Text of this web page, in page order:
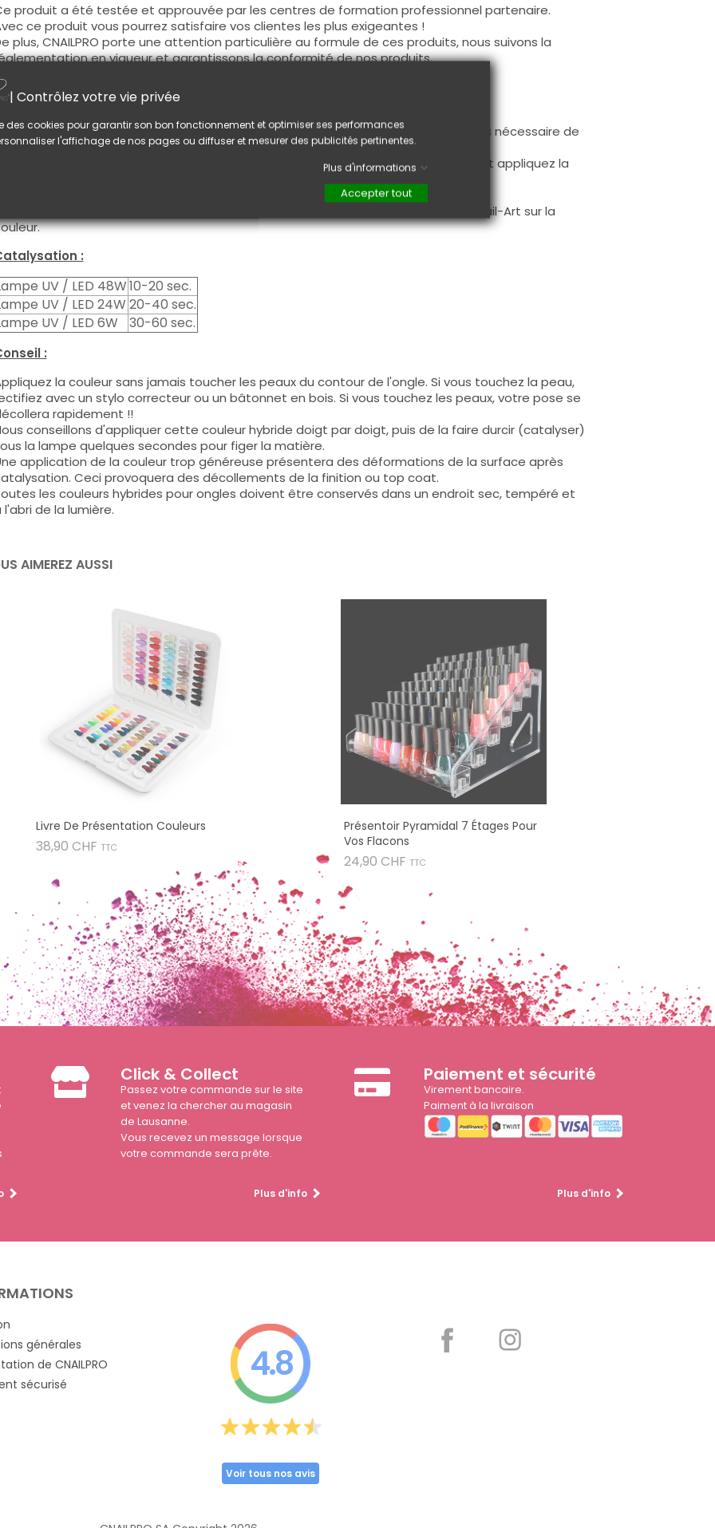
produit a été testée et approuvée par les centres de formation professionnel partenaire.
ce produit vous pourrez satisfaire vos clientes les plus exigeantes !
plus, CNAILPRO porte une attention particulière au formule de ces produits, nous suivons la
en vigueur et garantissons la conformité de nos produits.
:
couleur s'applique avec son pinceau, de manière fine, sur la base (il n'est pas nécessaire de
la couche de cohésion) ou sur la construction après limage.
Ce produit s'applique en deux couches, fermez le bord libre à la première couche et appliquez la
Ces produits s'utilisent autant en couleur pleine qu'en French.
Vous pouvez dégraisser la couche de cohésion si vous désirez faire une création Nail-Art sur la
:
UV / LED 48W10-20 sec.
UV / LED 24W 20-40 sec.
UV / LED 6W
30-60 sec.
:
la couleur sans jamais toucher les peaux du contour de l'ongle. Si vous touchez la peau,
avec un stylo correcteur ou un bâtonnet en bois. Si vous touchez les peaux, votre pose se
rapidement !!
conseillons d'appliquer cette couleur hybride doigt par doigt, puis de la faire durcir (catalyser)
la lampe quelques secondes pour figer la matière.
application de la couleur trop généreuse présentera des déformations de la surface après
Ceci provoquera des décollements de la finition ou top coat.
les couleurs hybrides pour ongles doivent être conservés dans un endroit sec, tempéré et
l'abri de la lumière.
AIMEREZ AUSSI
Livre De Présentation Couleurs
38,90 CHF Prix
TTC
Présentoir Pyramidal 7 Étages Pour
Vos Flacons
24,90 CHF Prix
TTC
Click & Collect
Passez votre commande sur le site
et venez la chercher au magasin
de Lausanne.
Vous recevez un message lorsque
votre commande sera prête.
Plus d'info
Paiement et sécurité
Virement bancaire.
Paiment à la livraison
Plus d'info
générales
de CNAILPRO
sécurisé
4.8
Voir tous nos avis
| Contrôlez votre vie privée
des cookies pour garantir son bon fonctionnement et optimiser ses performances
l'affichage de nos pages ou diffuser et mesurer des publicités pertinentes.
Plus d'informations
Accepter tout